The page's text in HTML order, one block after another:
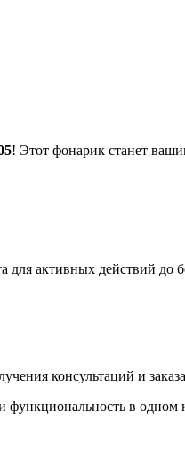
! Этот фонарик станет
активных действий до
консультаций и
в одном